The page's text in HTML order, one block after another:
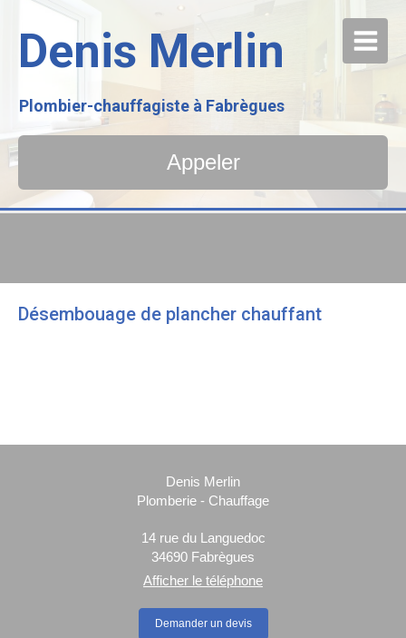
Denis Merlin
Plombier-chauffagiste à Fabrègues
Appeler
Désembouage de plancher chauffant
Denis Merlin
Plomberie - Chauffage
14 rue du Languedoc
34690 Fabrègues
Afficher le téléphone
Demander un devis